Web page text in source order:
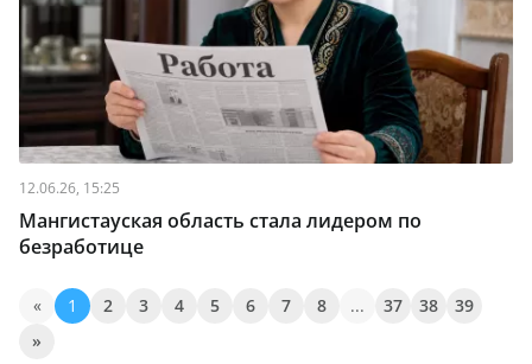
12.06.26, 15:25
Мангистауская область стала лидером по
безработице
« 1 2 3 4 5 6 7 8 ... 37 38
39
»